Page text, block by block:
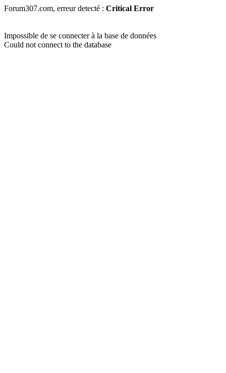
Forum307.com, erreur detecté : Critical Error
Impossible de se connecter à la base de données
Could not connect to the database